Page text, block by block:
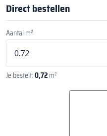
Direct bestellen
Aantal m²
Je bestelt:0,72m²